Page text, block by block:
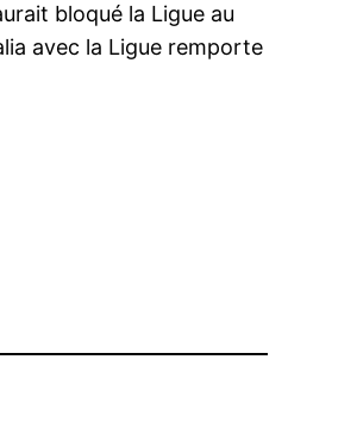
bloqué la Ligue au
avec la Ligue remporte